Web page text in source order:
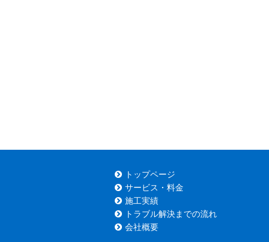
トップページ
サービス・料金
施工実績
トラブル解決までの流れ
会社概要